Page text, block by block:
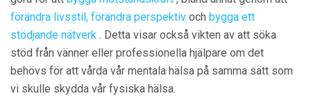
förändra livsstil, förändra perspektiv och bygga ett
stödjande nätverk . Detta visar också vikten av att söka
stöd från vänner eller professionella hjälpare om det
behövs för att vårda vår mentala hälsa på samma sätt som
vi skulle skydda vår fysiska hälsa.